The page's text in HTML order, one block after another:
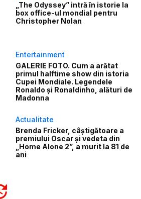
„The Odyssey” intră în istorie la
box office-ul mondial pentru
Christopher Nolan
Entertainment
GALERIE FOTO. Cum a arătat
primul halftime show din istoria
Cupei Mondiale. Legendele
Ronaldo și Ronaldinho, alături de
Madonna
Actualitate
Brenda Fricker, câștigătoare a
premiului Oscar și vedeta din
„Home Alone 2”, a murit la 81 de
ani